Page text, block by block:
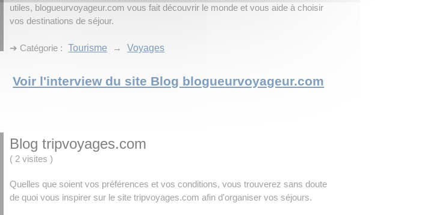
utiles, blogueurvoyageur.com vous fait découvrir le monde et vous aide à choisir
vos destinations de séjour.
➔ Catégorie : Tourisme → Voyages
Voir l'interview du site Blog blogueurvoyageur.com
Blog tripvoyages.com
( 2 visites)
Quelles que soient vos préférences et vos conditions, vous trouverez sans doute
de quoi vous inspirer sur le site tripvoyages.com afin d'organiser vos séjours.